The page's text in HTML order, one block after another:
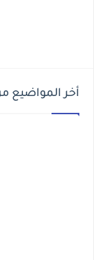
أخر المواضيع